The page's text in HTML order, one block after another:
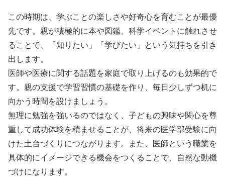
この時期は、学ぶことの楽しさや好奇心を育むことが最優
先です。親が積極的に本や図鑑、科学イベントに触れさせ
ることで、「知りたい」「学びたい」という気持ちを引き
出します。
医師や医療に関する話題を家庭で取り上げるのも効果的で
す。親の支援で学習習慣の基礎を作り、毎日少しずつ机に
向かう時間を設けましょう。
無理に勉強を強いるのではなく、子どもの興味や関心を尊
重して成功体験を積ませることが、将来の医学部受験に向
けた土台づくりにつながります。また、医師という職業を
具体的にイメージできる機会をつくることで、自然な動機
づけになります。